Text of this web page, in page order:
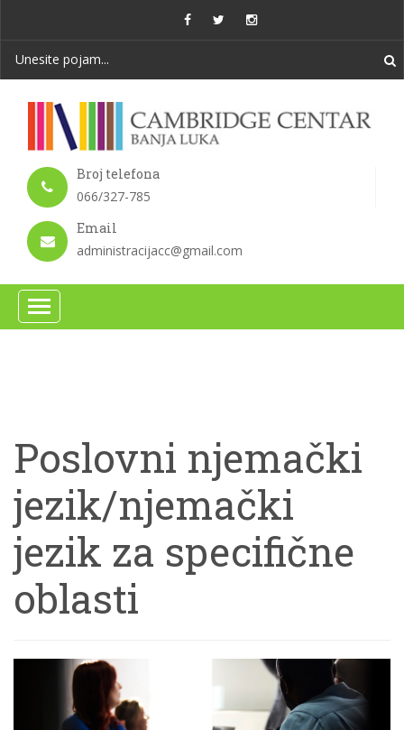
Broj telefona
066/327-785
Email
administracijacc@gmail.com
Poslovni njemački
jezik/njemački
jezik za specifične
oblasti